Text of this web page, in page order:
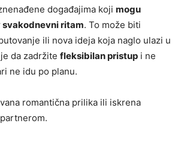
događajima koji mogu
ritam. To može biti
ili nova ideja koja naglo ulazi u
da zadržite fleksibilan pristup i ne
ne idu po planu.
romantična prilika ili iskrena